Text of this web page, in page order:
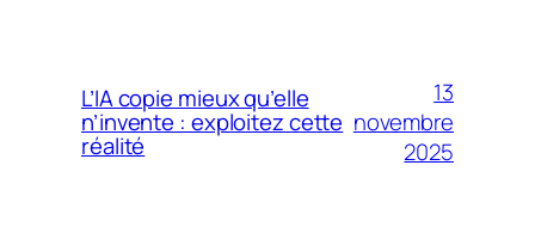
L’IA copie mieux qu’elle
n’invente : exploitez cette
réalité
13
novembre
2025